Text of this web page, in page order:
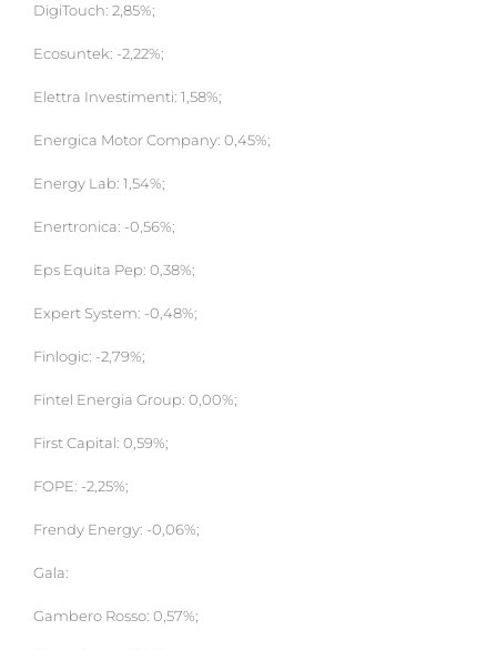
DigiTouch: 2,85%;
Ecosuntek: -2,22%;
Elettra Investimenti: 1,58%;
Energica Motor Company: 0,45%;
Energy Lab: 1,54%;
Enertronica: -0,56%;
Eps Equita Pep: 0,38%;
Expert System: -0,48%;
Finlogic: -2,79%;
Fintel Energia Group: 0,00%;
First Capital: 0,59%;
FOPE: -2,25%;
Frendy Energy: -0,06%;
Gala:
Gambero Rosso: 0,57%;